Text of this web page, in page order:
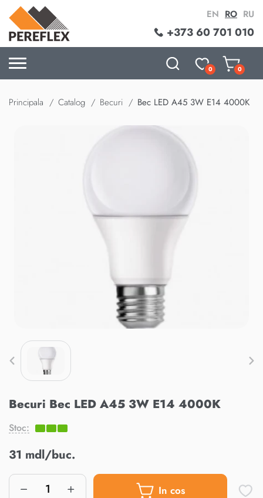
+373 60 701 010
EN RO RU
0 0
Principala Catalog Becuri Bec LED A45 3W E14 4000K
Becuri Bec LED A45 3W E14 4000K
Stoc:
31 mdl/buc.
In cos